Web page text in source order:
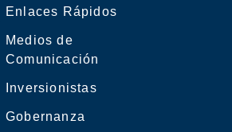
Enlaces Rápidos
Medios de
Comunicación
Inversionistas
Gobernanza